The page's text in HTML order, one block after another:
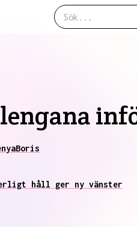
Boris
håll ger ny vänster